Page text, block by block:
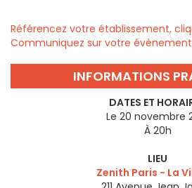
Référencez votre établissement,
Communiquez sur votre
INFORMATIONS
DATES ET
Le 20 novembre
À 20h
LIEU
Zenith Paris - La